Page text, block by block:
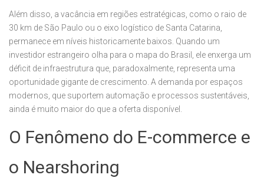
Além disso, a vacância em regiões estratégicas, como o raio de
30 km de São Paulo ou o eixo logístico de Santa Catarina,
permanece em níveis historicamente baixos. Quando um
investidor estrangeiro olha para o mapa do Brasil, ele enxerga um
déficit de infraestrutura que, paradoxalmente, representa uma
oportunidade gigante de crescimento. A demanda por espaços
modernos, que suportem automação e processos sustentáveis,
ainda é muito maior do que a oferta disponível.
O Fenômeno do E-commerce e
o Nearshoring